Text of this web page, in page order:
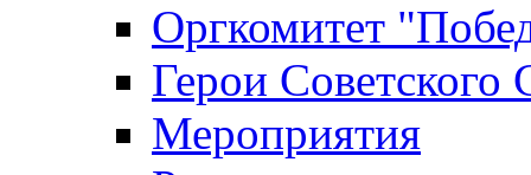
Оргкомитет
Герои Советского
Мероприятия